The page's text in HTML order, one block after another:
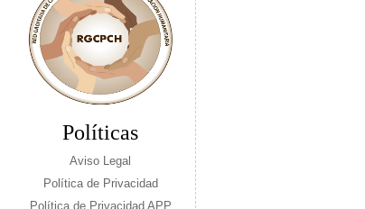
Políticas
Aviso Legal
Política de Privacidad
Política de Privacidad APP